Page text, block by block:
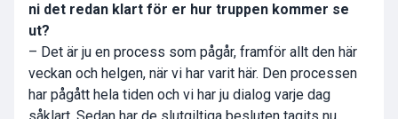
ni det redan klart för er hur truppen kommer se
ut?
– Det är ju en process som pågår, framför allt den här
veckan och helgen, när vi har varit här. Den processen
har pågått hela tiden och vi har ju dialog varje dag